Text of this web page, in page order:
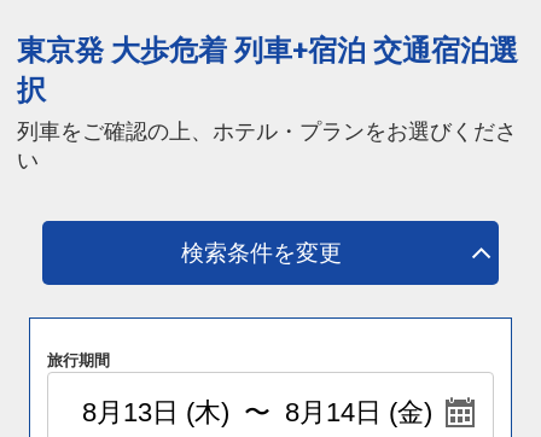
東京発 大歩危着 列車+宿泊 交通宿泊選
択
列車をご確認の上、ホテル・プランをお選びくださ
い
検索条件を変更
旅行期間